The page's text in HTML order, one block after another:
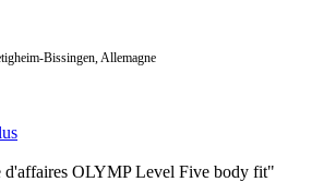
Bissingen, Allemagne
d'affaires OLYMP Level Five body fit"